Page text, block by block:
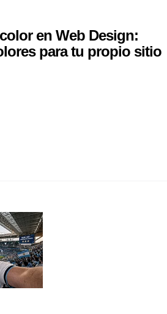
en Web Design:
para tu propio sitio